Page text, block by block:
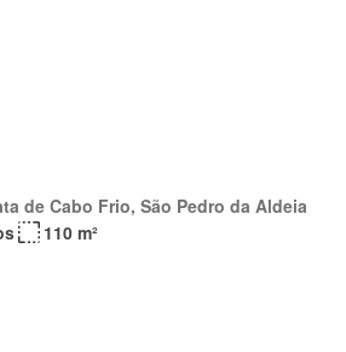
de Cabo Frio, São Pedro da Aldeia
110 m²